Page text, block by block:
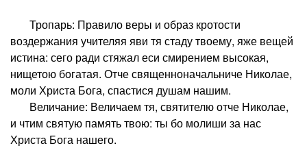
Тропарь: Правило веры и образ кротости
воздержания учителяя яви тя стаду твоему, яже вещей
истина: сего ради стяжал еси смирением высокая,
нищетою богатая. Отче священноначальниче Николае,
моли Христа Бога, спастися душам нашим.
Величание: Величаем тя, святителю отче Николае,
и чтим святую память твою: ты бо молиши за нас
Христа Бога нашего.